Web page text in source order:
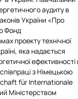
практики -
аудиту в
України «Про
Фонд
проекту технічної
яка надається
ефективності
з Німецькою
für Internationale
Міністерством